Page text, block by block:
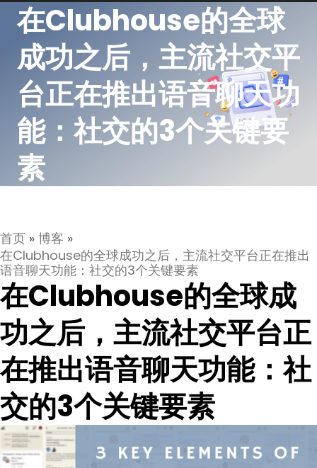
在Clubhouse的全球
成功之后，主流社交平
台正在推出语音聊天功
能：社交的3个关键要
素
首页 » 博客 »
在Clubhouse的全球成功之后，主流社交平台正在推出
语音聊天功能：社交的3个关键要素
在Clubhouse的全球成
功之后，主流社交平台正
在推出语音聊天功能：社
交的3个关键要素